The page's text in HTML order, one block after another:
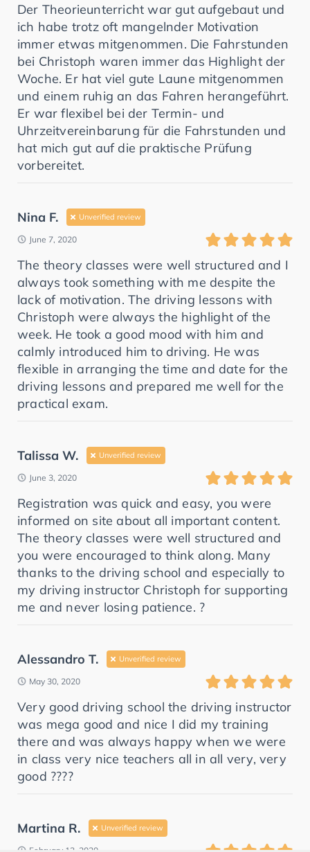
Der Theorieunterricht war gut aufgebaut und
ich habe trotz oft mangelnder Motivation
immer etwas mitgenommen. Die Fahrstunden
bei Christoph waren immer das Highlight der
Woche. Er hat viel gute Laune mitgenommen
und einem ruhig an das Fahren herangeführt.
Er war flexibel bei der Termin- und
Uhrzeitvereinbarung für die Fahrstunden und
hat mich gut auf die praktische Prüfung
vorbereitet.
Nina F. Unverified review
June 7, 2020
The theory classes were well structured and I
always took something with me despite the
lack of motivation. The driving lessons with
Christoph were always the highlight of the
week. He took a good mood with him and
calmly introduced him to driving. He was
flexible in arranging the time and date for the
driving lessons and prepared me well for the
practical exam.
Talissa W. Unverified review
June 3, 2020
Registration was quick and easy, you were
informed on site about all important content.
The theory classes were well structured and
you were encouraged to think along. Many
thanks to the driving school and especially to
my driving instructor Christoph for supporting
me and never losing patience. ?
Alessandro T. Unverified review
May 30, 2020
Very good driving school the driving instructor
was mega good and nice I did my training
there and was always happy when we were
in class very nice teachers all in all very, very
good ????
Martina R. Unverified review